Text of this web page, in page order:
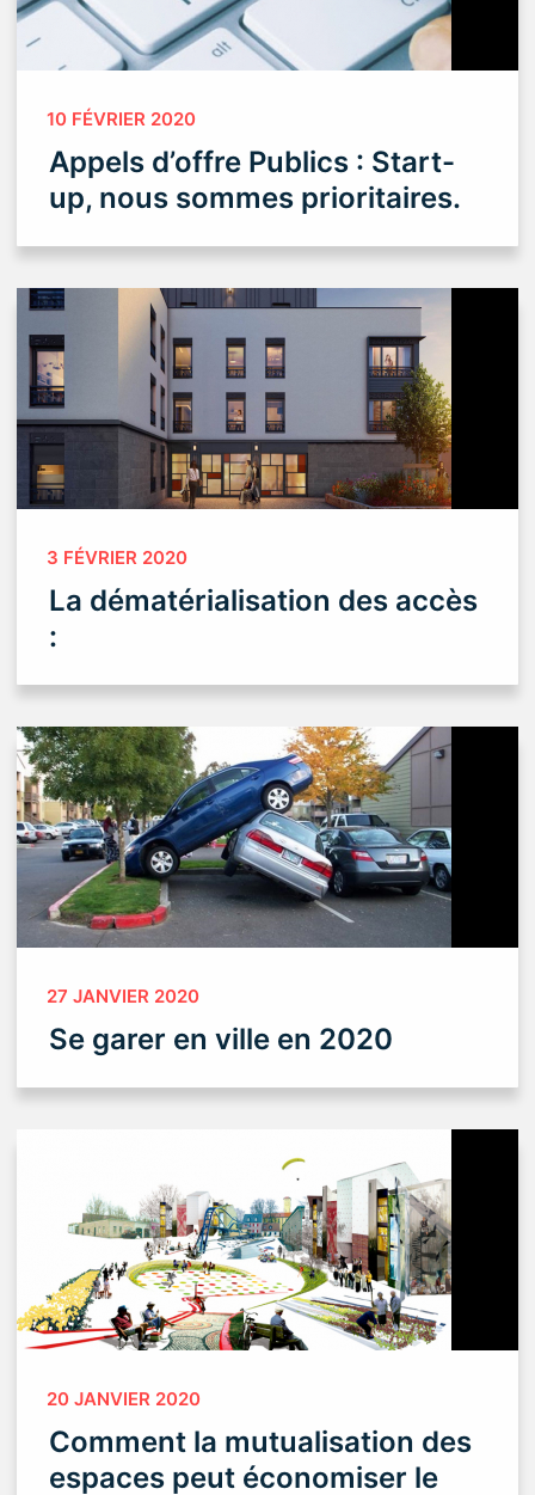
10 FÉVRIER 2020
Appels d’offre Publics : Start-
up, nous sommes prioritaires.
3 FÉVRIER 2020
La dématérialisation des accès
:
27 JANVIER 2020
Se garer en ville en 2020
20 JANVIER 2020
Comment la mutualisation des
espaces peut économiser le